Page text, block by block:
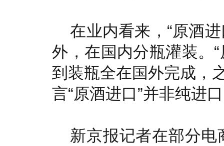
在业内看来，“原酒
外，在国内分瓶灌装。
到装瓶全在国外完成，
言“原酒进口”并非纯进
新京报记者在部分电